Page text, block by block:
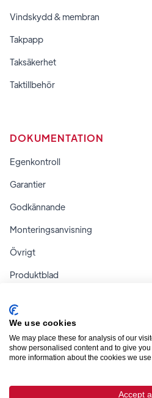
Vindskydd & membran
Takpapp
Taksäkerhet
Taktillbehör
DOKUMENTATION
Egenkontroll
Garantier
Godkännande
Monteringsanvisning
Övrigt
Produktblad
 
We use cookies
We may place these for analysis of our
show personalised content and to give
more information about the cookies we
Accept all